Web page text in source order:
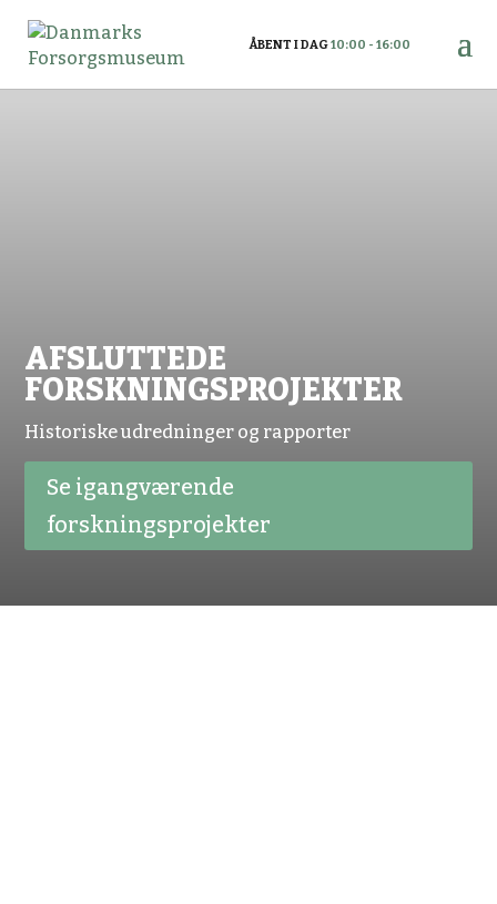
ÅBENT I DAG10:00 - 16:00
AFSLUTTEDE
FORSKNINGSPROJEKTER
Historiske udredninger og rapporter
Se igangværende
forskningsprojekter